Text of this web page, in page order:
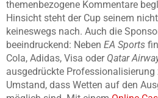
themenbezogene Kommentare
Hinsicht steht der Cup seinem
keineswegs nach. Auch die
beeindruckend: Neben EA Sports
Cola, Adidas, Visa oder Qatar
ausgedrückte
Umstand, dass Wetten auf den